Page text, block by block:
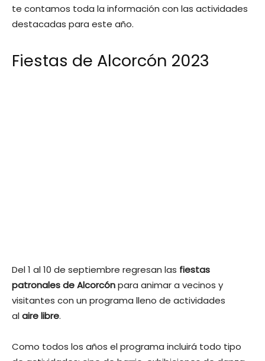
te contamos toda la información con las actividades
destacadas para este año.
Fiestas de Alcorcón 2023
Del 1 al 10 de septiembre regresan las fiestas
patronales de Alcorcónpara animar a vecinos y
visitantes con un programa lleno de actividades
alaire libre.
Como todos los años el programa incluirá todo tipo